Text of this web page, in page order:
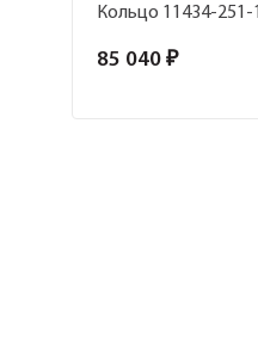
Кольцо 11434-251-
85 040 ₽